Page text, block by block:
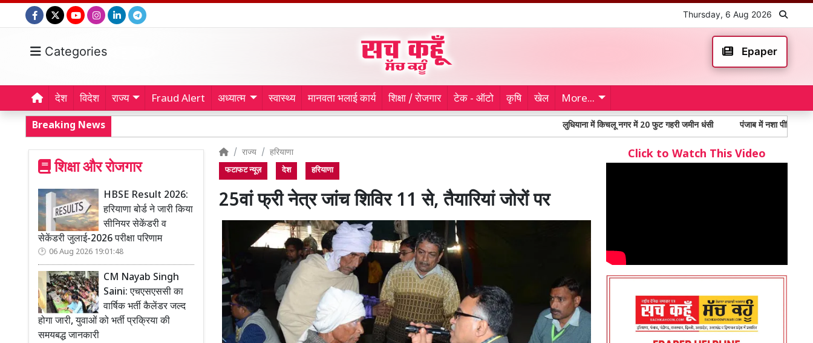
Thursday, 6 Aug 2026
Categories Epaper
देश विदेश राज्य Fraud Alert अध्यात्म स्वास्थ्य मानवता भलाई कार्य शिक्षा / रोजगार टेक - ऑटो कृषि खेल More...
Breaking News लुधियाना में किचलू नगर में 20 फुट गहरी जमीन धंसी पंजाब में नशा पीड़ितों में 65% से
शिक्षा और रोजगार
HBSE Result 2026:
हरियाणा बोर्ड ने जारी किया
सीनियर सेकेंडरी व
सेकेंडरी जुलाई-2026 परीक्षा परिणाम
06 Aug 2026 19:01:48
CM Nayab Singh
Saini: एचएसएससी का
वार्षिक भर्ती कैलेंडर जल्द
होगा जारी, युवाओं को भर्ती प्रक्रिया की
समयबद्ध जानकारी
राज्य हरियाणा
फटाफट न्यूज़ देश हरियाणा
25वां फ्री नेत्र जांच शिविर 11 से, तैयारियां जोरों पर
Click to Watch This Video